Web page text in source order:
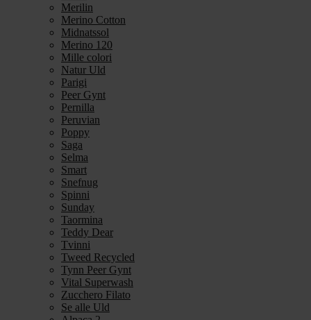
Merilin
Merino Cotton
Midnatssol
Merino 120
Mille colori
Natur Uld
Parigi
Peer Gynt
Pernilla
Peruvian
Poppy
Saga
Selma
Smart
Snefnug
Spinni
Sunday
Taormina
Teddy Dear
Tvinni
Tweed Recycled
Tynn Peer Gynt
Vital Superwash
Zucchero Filato
Se alle Uld